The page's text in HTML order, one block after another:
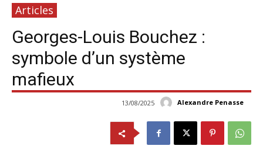
Articles
Georges-Louis Bouchez :
symbole d’un système
mafieux
Alexandre Penasse
13/08/2025